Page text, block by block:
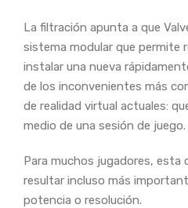
La filtración apunta a que
sistema modular que permite
instalar una nueva
de los inconvenientes más
de realidad virtual actuales:
medio de una sesión de juego.
Para muchos jugadores, esta
resultar incluso más
potencia o resolución.